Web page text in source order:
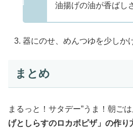
油揚げの油が香ばし
器にのせ、めんつゆを少しか
まとめ
まるっと！サタデー”うま！朝ご
げとしらすのロカボピザ」の作り